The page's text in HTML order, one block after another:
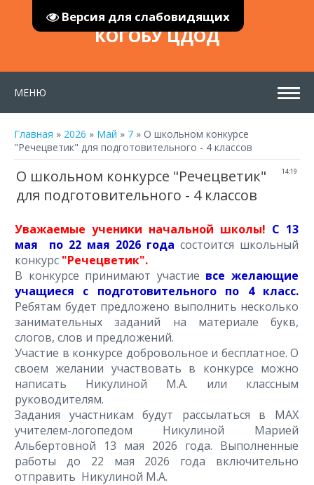
Версия для слабовидящих
КОГОБУ ЦДОД
МЕНЮ
Главная » 2026 » Май » 7 » О школьном конкурсе
"Речецветик" для подготовительного - 4 классов
14:19
О школьном конкурсе "Речецветик"
для подготовительного - 4 классов
Уважаемые ученики начальной школы! С 13
мая по 22 мая 2026 года состоится школьный
конкурс "Речецветик".
В конкурсе принимают участие все желающие
учащиеся с подготовительного по 4 класс.
Ребятам будет предложено выполнить несколько
занимательных заданий на материале букв,
слогов, слов и предложений.
Участие в конкурсе добровольное и бесплатное. О
своем желании участвовать в конкурсе можно
написать Никулиной М.А. или классным
руководителям.
Задания участникам будут рассылаться в МАХ
учителем-логопедом Никулиной Марией
Альбертовной 13 мая 2026 года. Выполненные
работы до 22 мая 2026 года включительно
отправить Никулиной М.А.